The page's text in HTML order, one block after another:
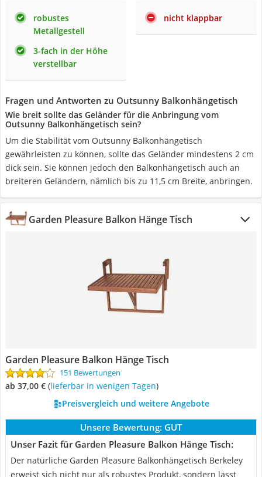
robustes
Metallgestell
3-fach in der Höhe
verstellbar
nicht klappbar
Fragen und Antworten zu Outsunny Balkonhängetisch
Wie breit sollte das Geländer für die Anbringung vom
Outsunny Balkonhängetisch sein?
Um die Stabilität vom Outsunny Balkonhängetisch
gewährleisten zu können, sollte das Geländer mindestens 2 cm
dick sein. Sie können jedoch den Balkonhängetisch auch an
breiteren Geländern, nämlich bis zu 11,5 cm Breite, anbringen.
Garden Pleasure Balkon Hänge Tisch
Garden Pleasure Balkon Hänge Tisch
151 Bewertungen
ab 37,00 € ( Lieferbar in wenigen Tagen)
Preisvergleich und weitere Angebote
Unsere Bewertung: GUT
Unser Fazit für Garden Pleasure Balkon Hänge Tisch:
Der natürliche Garden Pleasure Balkonhängetisch Berkeley
erweist sich nicht nur als robustes Produkt, sondern lässt